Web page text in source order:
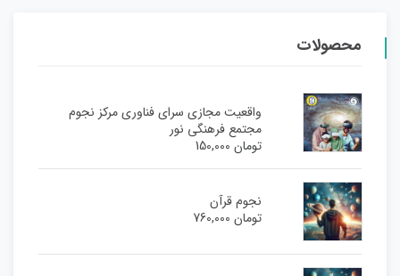
محصولات
واقعیت مجازی سرای فناوری مرکز نجوم
مجتمع فرهنگی نور
تومان150,000
نجوم قرآن
تومان760,000